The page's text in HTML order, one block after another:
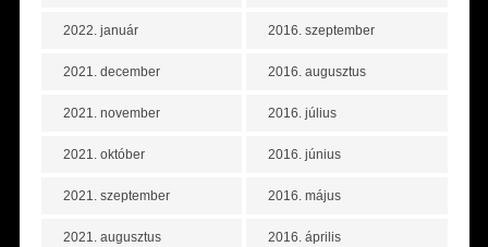
2022. január
2021. december
2021. november
2021. október
2021. szeptember
2021. augusztus
2016. szeptember
2016. augusztus
2016. július
2016. június
2016. május
2016. április